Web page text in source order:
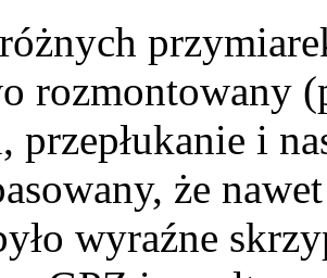
rozmontowany
przepłukanie i
że
wyraźne